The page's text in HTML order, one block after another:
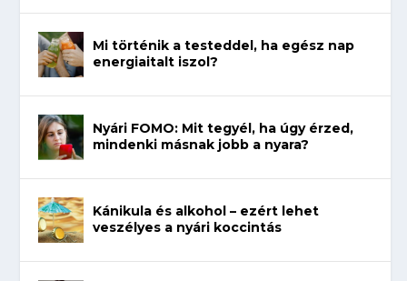
Mi történik a testeddel, ha egész nap
energiaitalt iszol?
Nyári FOMO: Mit tegyél, ha úgy érzed,
mindenki másnak jobb a nyara?
Kánikula és alkohol – ezért lehet
veszélyes a nyári koccintás